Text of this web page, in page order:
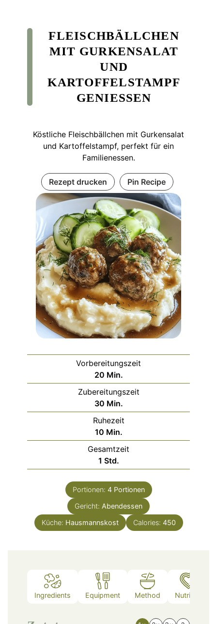
FLEISCHBÄLLCHEN
MIT GURKENSALAT
UND
KARTOFFELSTAMPF
GENIESSEN
Köstliche Fleischbällchen mit Gurkensalat
und Kartoffelstampf, perfekt für ein
Familienessen.
Rezept drucken Pin Recipe
Vorbereitungszeit
20Minuten
Min.
Zubereitungszeit
30Minuten
Min.
Ruhezeit
10Minuten
Min.
Gesamtzeit
1 Stunde
Std.
Portionen: 4 Portionen
Gericht: Abendessen
Küche: Hausmannskost Calories: 450
Ingredients Equipment Method Nutrition